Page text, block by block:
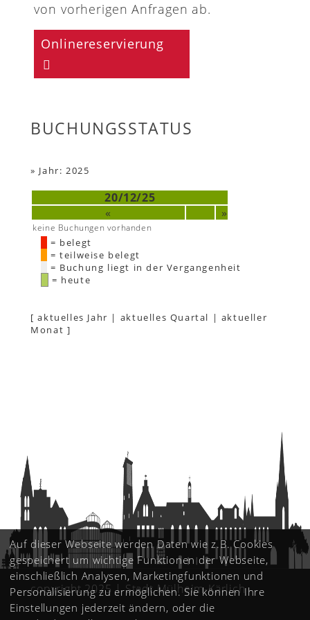
von vorherigen Anfragen ab.
Onlinereservierung
BUCHUNGSSTATUS
» Jahr: 2025
20/12/25
«
»
keine Buchungen vorhanden
= belegt
= teilweise belegt
= Buchung liegt in der Vergangenheit
= heute
[aktuelles Jahr | aktuelles Quartal | aktueller
Monat ]
copyright 2025 | Stadt Mülheim-Kärlich
Auf dieser Webseite werden Daten wie z.B. Cookies
gespeichert um wichtige Funktionen der Webseite,
einschließlich Analysen, Marketingfunktionen und
Personalisierung zu ermöglichen. Sie können Ihre
Einstellungen jederzeit ändern, oder die